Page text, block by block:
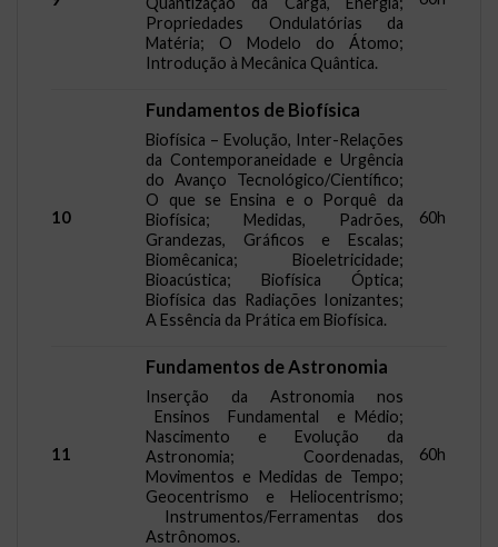
Propriedades Ondulatórias da
Matéria; O Modelo do Átomo;
Introdução à Mecânica Quântica.
10
Fundamentos de Biofísica
Biofísica – Evolução, Inter-Relações
da Contemporaneidade e Urgência
do Avanço Tecnológico/Científico;
O que se Ensina e o Porquê da
Biofísica; Medidas, Padrões,
Grandezas, Gráficos e Escalas;
Biomêcanica; Bioeletricidade;
Bioacústica; Biofísica Óptica;
Biofísica das Radiações Ionizantes;
A Essência da Prática em Biofísica.
60h
11
Fundamentos de Astronomia
Inserção da Astronomia nos
Ensinos Fundamental e Médio;
Nascimento e Evolução da
Astronomia; Coordenadas,
Movimentos e Medidas de Tempo;
Geocentrismo e Heliocentrismo;
Instrumentos/Ferramentas dos
Astrônomos.
60h